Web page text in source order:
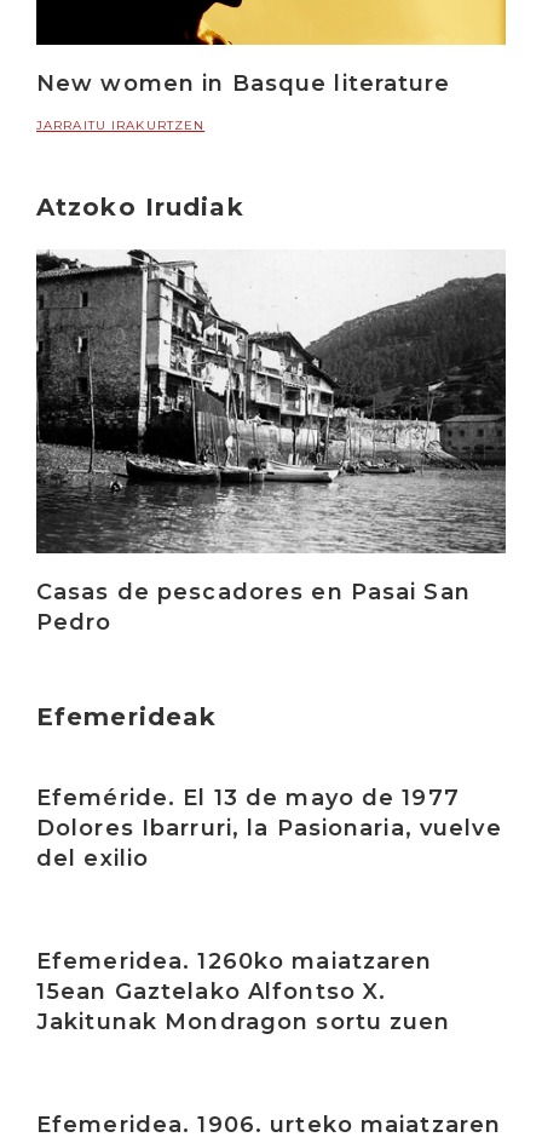
New women in Basque literature
JARRAITU IRAKURTZEN
Atzoko Irudiak
Casas de pescadores en Pasai San
Pedro
Irakurri
Efemerideak
Efeméride. El 13 de mayo de 1977
Dolores Ibarruri, la Pasionaria, vuelve
del exilio
Efemeridea. 1260ko maiatzaren
15ean Gaztelako Alfontso X.
Jakitunak Mondragon sortu zuen
Efemeridea. 1906. urteko maiatzaren